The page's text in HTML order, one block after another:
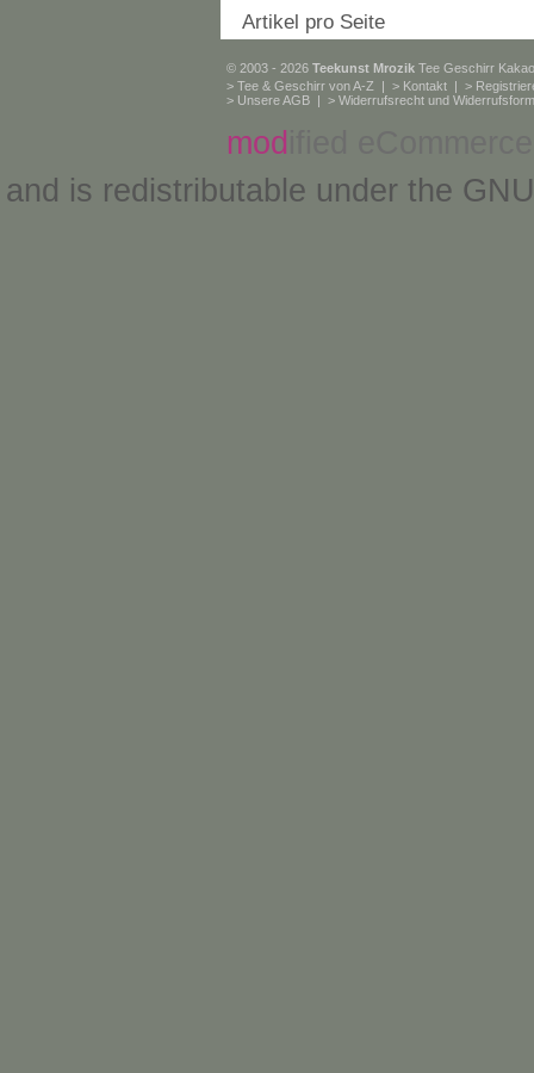
Artikel pro Seite
© 2003 - 2026 Teekunst Mrozik Tee Geschirr
> Tee & Geschirr von A-Z | > Kontakt | >
> Unsere AGB | > Widerrufsrecht und
mod
and is redistributable under the